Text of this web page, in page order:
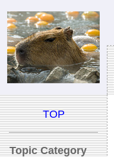
TOP
Topic Category